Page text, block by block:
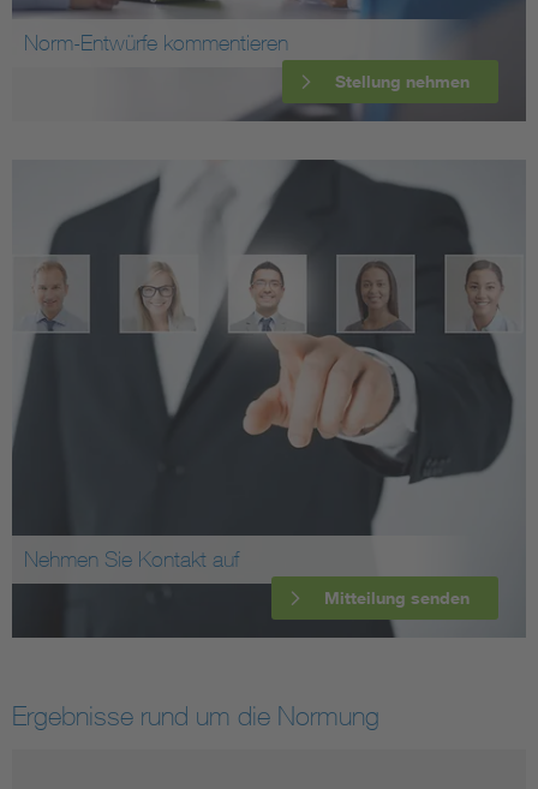
Norm-Entwürfe kommentieren
Stellung nehmen
Nehmen Sie Kontakt auf
Mitteilung senden
Ergebnisse rund um die Normung